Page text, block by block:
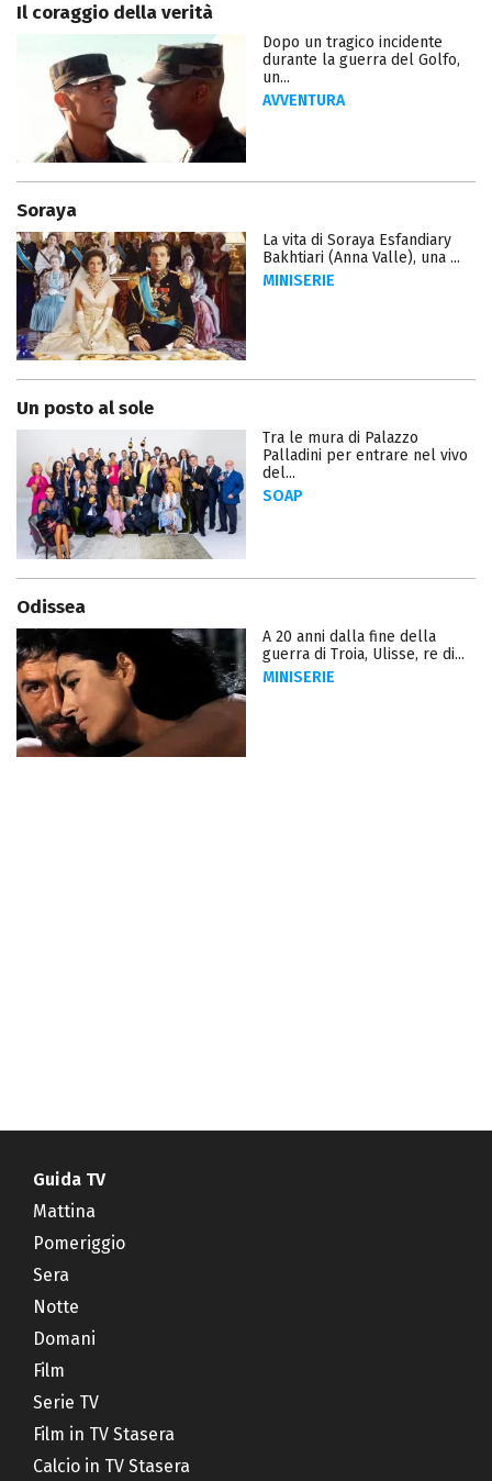
Il coraggio della verità
Dopo un tragico incidente
durante la guerra del Golfo,
un...
AVVENTURA
Soraya
La vita di Soraya Esfandiary
Bakhtiari (Anna Valle), una ...
MINISERIE
Un posto al sole
Tra le mura di Palazzo
Palladini per entrare nel vivo
del...
SOAP
Odissea
A 20 anni dalla fine della
guerra di Troia, Ulisse, re di...
MINISERIE
Guida TV
Mattina
Pomeriggio
Sera
Notte
Domani
Film
Serie TV
Film in TV Stasera
Calcio in TV Stasera